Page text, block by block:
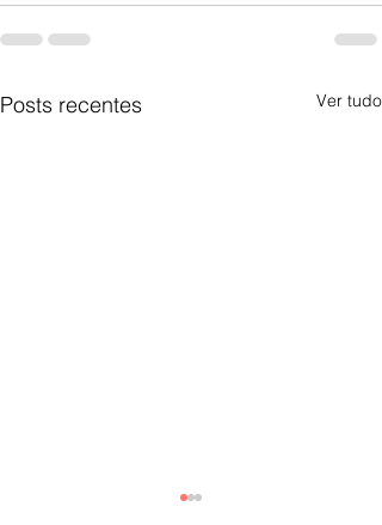
Posts recentes Ver tudo